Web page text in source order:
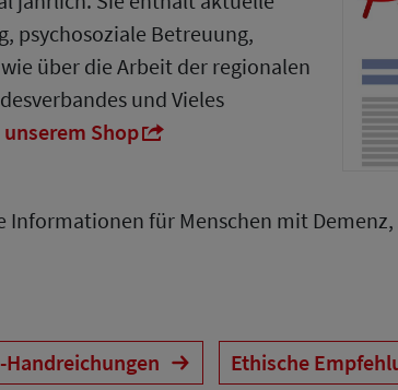
psychosoziale Betreuung,
über die Arbeit der regionalen
und Vieles
Shop
Informationen für Menschen mit
Handreichungen
Ethische